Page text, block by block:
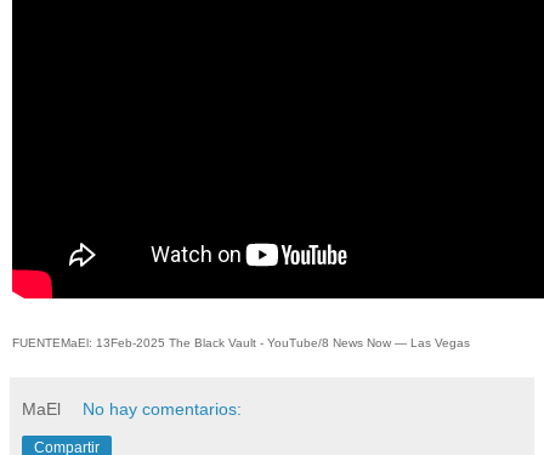
FUENTEMaEl: 13Feb-2025 The Black Vault - YouTube/8 News Now — Las Vegas
MaEl No hay comentarios:
Compartir